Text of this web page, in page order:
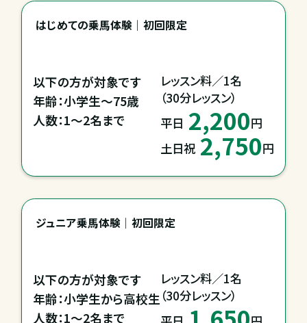
はじめての乗馬体験｜初回限定
以下の方が対象です
年齢：小学生～75歳
レッスン料／1名
（30分レッスン）
平日 2,200円
土日祝 2,750円
ジュニア乗馬体験｜初回限定
以下の方が対象です
年齢：小学生から高校生
人数：1～2名まで
レッスン料／1名
（30分レッスン）